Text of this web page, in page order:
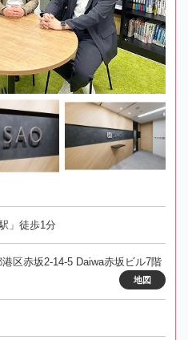
」徒歩1分
区赤坂2-14-5 Daiwa赤坂ビル7階
地図